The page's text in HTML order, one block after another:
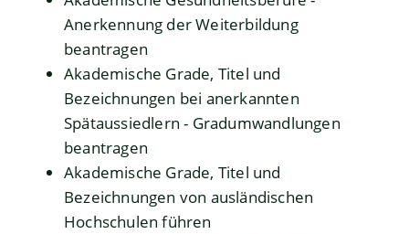
Anerkennung der Weiterbildung
beantragen
Akademische Grade, Titel und
Bezeichnungen bei anerkannten
Spätaussiedlern - Gradumwandlungen
beantragen
Akademische Grade, Titel und
Bezeichnungen von ausländischen
Hochschulen führen